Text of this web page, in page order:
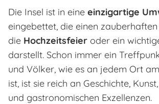
Die Insel ist in eine einzigartige
eingebettet, die einen
die Hochzeitsfeier oder ein
darstellt. Schon immer ein
und Völker, wie es an jedem Ort
ist, ist sie reich an Geschichte,
und gastronomischen Exzellenzen.